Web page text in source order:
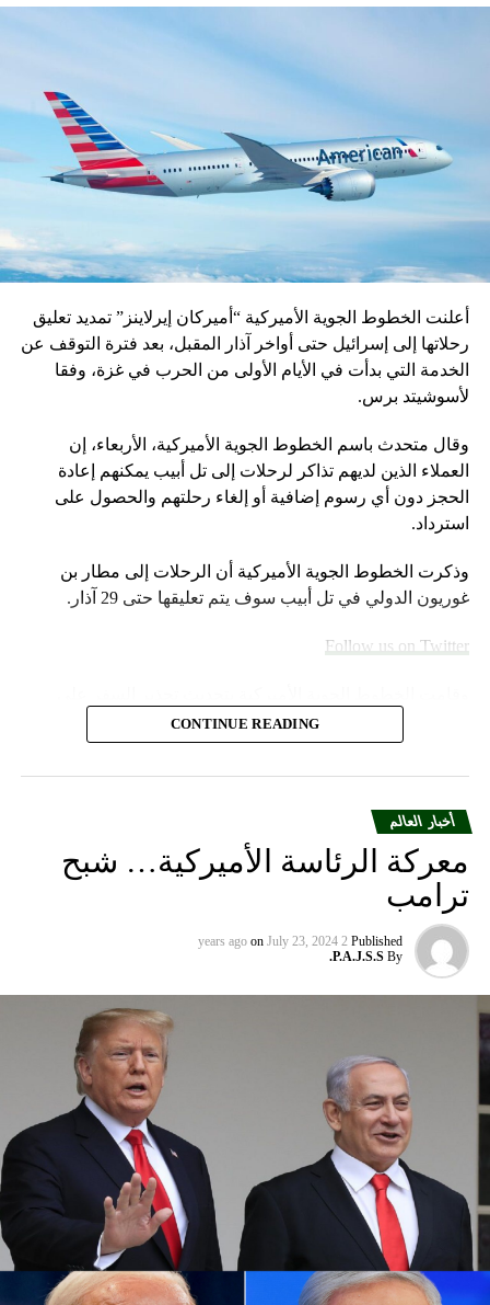
أعلنت الخطوط الجوية الأميركية “أميركان إيرلاينز” تمديد تعليق
رحلاتها إلى إسرائيل حتى أواخر آذار المقبل، بعد فترة التوقف عن
الخدمة التي بدأت في الأيام الأولى من الحرب في غزة، وفقا
لأسوشيتد برس.
وقال متحدث باسم الخطوط الجوية الأميركية، الأربعاء، إن
العملاء الذين لديهم تذاكر لرحلات إلى تل أبيب يمكنهم إعادة
الحجز دون أي رسوم إضافية أو إلغاء رحلتهم والحصول على
استرداد.
وذكرت الخطوط الجوية الأميركية أن الرحلات إلى مطار بن
غوريون الدولي في تل أبيب سوف يتم تعليقها حتى 29 آذار.
Follow us on Twitter
موقعها الإلكتروني خلال عطلة نهاية الأسبوع.
والمدن الأوروبية التي تقدم خدماتها إلى الولايات المتحدة”.
ومددت شركة دلتا إيرلاينز تعليق رحلاتها إلى إسرائيل حتى 30
خدماتها إلى أجل غير مسمى.
وتوقفت شركات الطيران الثلاث عن الطيران إلى إسرائيل بعد
وقت قصير من هجوم حماس في السابع من تشرين الأول الذي
كما أوقفت عدة شركات طيران دولية أخرى رحلاتها من وإلى
إسرائيل ولبنان والأردن والعراق وإيران، على خلفية تصاعد التوتر
في المنطقة، بعد مقتل رئيس المكتب السياسي لحماس في
طهران، ومقتل مسؤول عسكري بارز في الحزب بغارة إسرائيلية
على بيروت أواخر تموز الماضي.
وأعلنت شركة لوفتهانزا الألمانية، الاثنين الماضي، أنها ستوقف
جميع رحلاتها إلى إسرائيل وعمان وبيروت وطهران وأربيل في
العراق حتى يوم الاثنين المقبل بناء على “تحليل أمني حالي”.
CONTINUE READING
أخبار العالم
معركة الرئاسة الأميركية… شبح
ترامب
Published
2 years ago
on July 23, 2024
By
P.A.J.S.S.